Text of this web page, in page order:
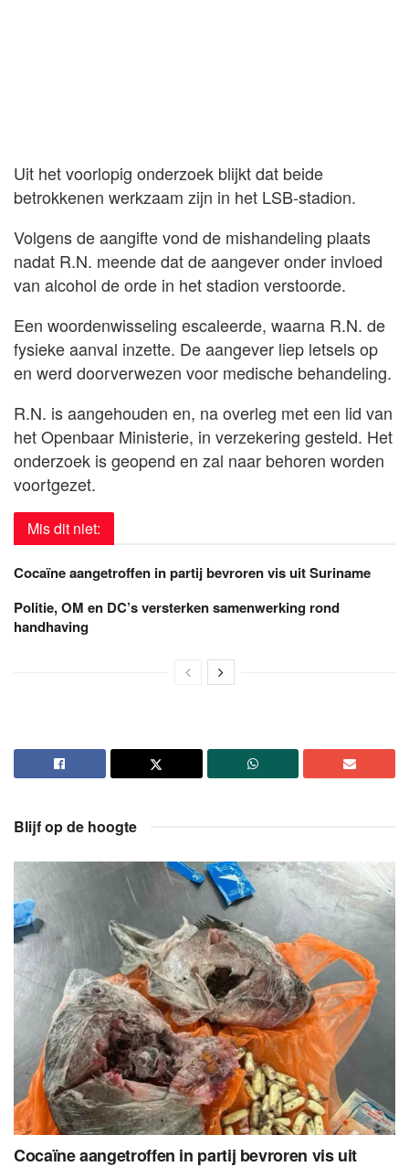
Uit het voorlopig onderzoek blijkt dat beide
betrokkenen werkzaam zijn in het LSB-stadion.
Volgens de aangifte vond de mishandeling plaats
nadat R.N. meende dat de aangever onder invloed
van alcohol de orde in het stadion verstoorde.
Een woordenwisseling escaleerde, waarna R.N. de
fysieke aanval inzette. De aangever liep letsels op
en werd doorverwezen voor medische behandeling.
R.N. is aangehouden en, na overleg met een lid van
het Openbaar Ministerie, in verzekering gesteld. Het
onderzoek is geopend en zal naar behoren worden
voortgezet.
Mis dit niet:
Cocaïne aangetroffen in partij bevroren vis uit Suriname
Politie, OM en DC’s versterken samenwerking rond
handhaving
Blijf op de hoogte
Cocaïne aangetroffen in partij bevroren vis uit